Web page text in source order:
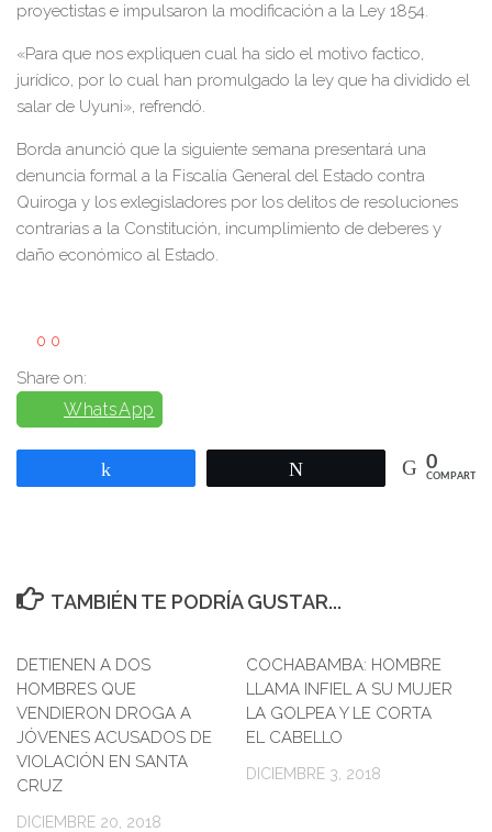
proyectistas e impulsaron la modificación a la Ley 1854.
«Para que nos expliquen cual ha sido el motivo factico,
jurídico, por lo cual han promulgado la ley que ha dividido el
salar de Uyuni», refrendó.
Borda anunció que la siguiente semana presentará una
denuncia formal a la Fiscalía General del Estado contra
Quiroga y los exlegisladores por los delitos de resoluciones
contrarias a la Constitución, incumplimiento de deberes y
daño económico al Estado.
0 0
Share on:
WhatsApp
0
COMPARTIR
TAMBIÉN TE PODRÍA GUSTAR...
DETIENEN A DOS
HOMBRES QUE
VENDIERON DROGA A
JÓVENES ACUSADOS DE
VIOLACIÓN EN SANTA
CRUZ
DICIEMBRE 20, 2018
COCHABAMBA: HOMBRE
LLAMA INFIEL A SU MUJER
LA GOLPEA Y LE CORTA
EL CABELLO
DICIEMBRE 3, 2018